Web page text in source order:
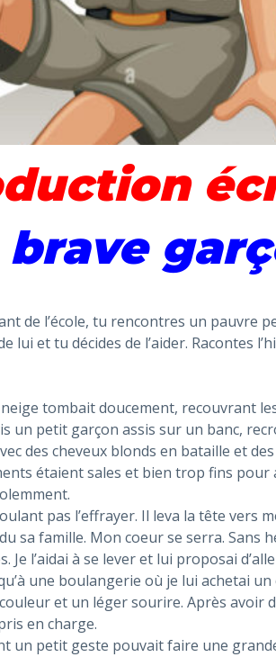
brave
de l’école, tu rencontres un pauvre
lui et tu décides de l’aider. Racontes
neige tombait doucement, recouvrant
un petit garçon assis sur un banc,
des cheveux blonds en bataille et
étaient sales et bien trop fins
pas l’effrayer. Il leva la tête vers
sa famille. Mon coeur se serra. Sans
l’aidai à se lever et lui proposai
une boulangerie où je lui achetai
et un léger sourire. Après avoir
en charge.
un petit geste pouvait faire une